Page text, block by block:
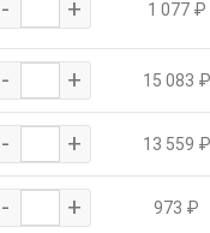
- + 1 077 ₽
- + 15 083 ₽
- + 13 559 ₽
- + 973 ₽